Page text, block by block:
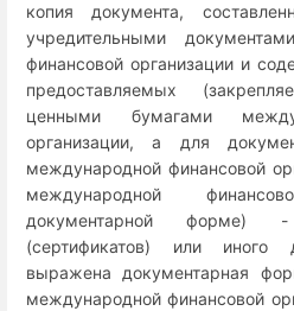
копия документа,
учредительными
финансовой организации и
предоставляемых
ценными бумагами
организации, а для
международной финансовой
международной
документарной форме) -
(сертификатов) или иного
выражена документарная
международной финансовой